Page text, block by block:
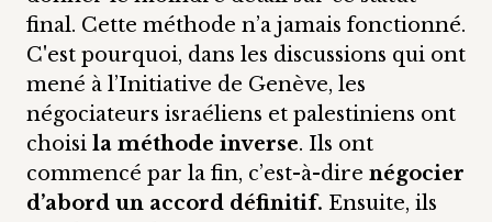
final. Cette méthode n’a jamais fonctionné.
C'est pourquoi, dans les discussions qui ont
mené à l’Initiative de Genève, les
négociateurs israéliens et palestiniens ont
choisi la méthode inverse. Ils ont
commencé par la fin, c’est-à-dire négocier
d’abord un accord définitif. Ensuite, ils